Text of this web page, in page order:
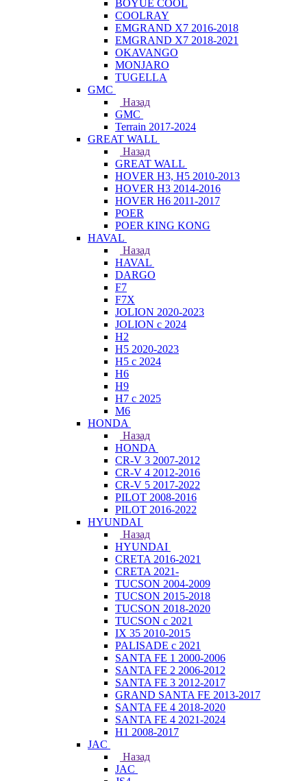
BOYUE COOL
COOLRAY
EMGRAND X7 2016-2018
EMGRAND X7 2018-2021
OKAVANGO
MONJARO
TUGELLA
GMC
Назад
GMC
Terrain 2017-2024
GREAT WALL
Назад
GREAT WALL
HOVER H3, H5 2010-2013
HOVER H3 2014-2016
HOVER H6 2011-2017
POER
POER KING KONG
HAVAL
Назад
HAVAL
DARGO
F7
F7X
JOLION 2020-2023
JOLION с 2024
H2
H5 2020-2023
H5 с 2024
H6
H9
H7 с 2025
M6
HONDA
Назад
HONDA
CR-V 3 2007-2012
CR-V 4 2012-2016
CR-V 5 2017-2022
PILOT 2008-2016
PILOT 2016-2022
HYUNDAI
Назад
HYUNDAI
CRETA 2016-2021
CRETA 2021-
TUCSON 2004-2009
TUCSON 2015-2018
TUCSON 2018-2020
TUCSON с 2021
IX 35 2010-2015
PALISADE с 2021
SANTA FE 1 2000-2006
SANTA FE 2 2006-2012
SANTA FE 3 2012-2017
GRAND SANTA FE 2013-2017
SANTA FE 4 2018-2020
SANTA FE 4 2021-2024
H1 2008-2017
JAC
Назад
JAC